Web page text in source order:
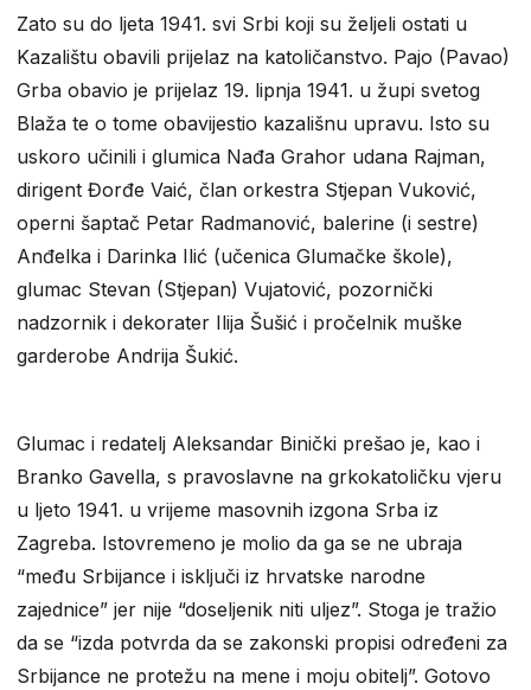
Zato su do ljeta 1941. svi Srbi koji su željeli ostati u
Kazalištu obavili prijelaz na katoličanstvo. Pajo (Pavao)
Grba obavio je prijelaz 19. lipnja 1941. u župi svetog
Blaža te o tome obavijestio kazališnu upravu. Isto su
uskoro učinili i glumica Nađa Grahor udana Rajman,
dirigent Đorđe Vaić, član orkestra Stjepan Vuković,
operni šaptač Petar Radmanović, balerine (i sestre)
Anđelka i Darinka Ilić (učenica Glumačke škole),
glumac Stevan (Stjepan) Vujatović, pozornički
nadzornik i dekorater Ilija Šušić i pročelnik muške
garderobe Andrija Šukić.
Glumac i redatelj Aleksandar Binički prešao je, kao i
Branko Gavella, s pravoslavne na grkokatoličku vjeru
u ljeto 1941. u vrijeme masovnih izgona Srba iz
Zagreba. Istovremeno je molio da ga se ne ubraja
“među Srbijance i isključi iz hrvatske narodne
zajednice” jer nije “doseljenik niti uljez”. Stoga je tražio
da se “izda potvrda da se zakonski propisi određeni za
Srbijance ne protežu na mene i moju obitelj”. Gotovo